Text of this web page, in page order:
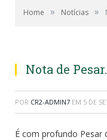
Home » Notícias »
Nota de Pesar.
POR CR2-ADMIN7 EM 5 DE
É com profundo Pesar